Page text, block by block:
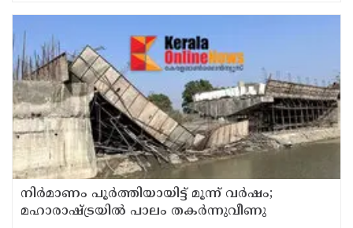
നിർമാണം പൂർത്തിയായിട്ട് മൂന്ന് വർഷം;
മഹാരാഷ്ട്രയിൽ പാലം തകർന്നുവീണു